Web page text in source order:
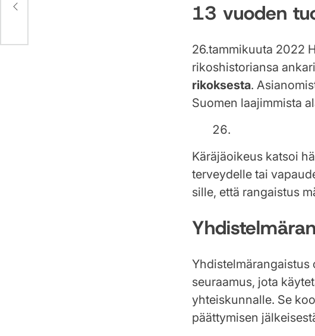
13 vuoden
26.tammikuuta 2022
rikoshistoriansa
rikoksesta.
Suomen laajimmista
Käräjäoikeus katsoi
terveydelle tai
sille, että rangaistus
Yhdistelmärangaistus
seuraamus, jota
yhteiskunnalle. Se
päättymisen